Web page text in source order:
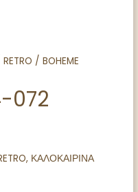
RETRO / BOHEME
072
, ΚΑΛΟΚΑΙΡΙΝΑ